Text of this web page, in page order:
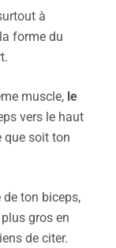
à
forme du
muscle, le
vers le haut
que soit ton
ton biceps,
gros en
de citer.